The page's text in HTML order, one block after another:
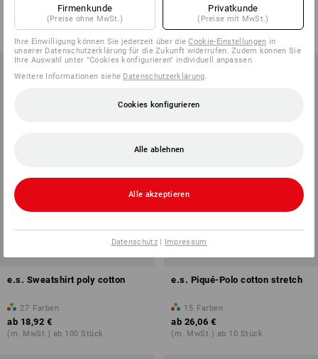
Farben
11,78 €
(m. MwSt.) ab 30 Stück
Farben
11,78 €
(m. MwSt.) ab 30 Stück
e.s. Sweatshirt poly cotton
27 Farben
ab 18,92 €
(m. MwSt.) ab 100 Stück
e.s. Piqué-Polo cotton stretch
15 Farben
ab 26,06 €
(m. MwSt.) ab 10 Stück
Firmenkunde
(Preise ohne MwSt.)
Privatkunde
(Preise mit MwSt.)
Ihre Einwilligung können Sie jederzeit über dieCookie-Einstellungen in
unserer Datenschutzerklärung für die Zukunft widerrufen. Zudem können Sie
Ihre Auswahl unter "Cookies konfigurieren" individuell anpassen
Weitere Informationen siehe Datenschutzerklärung.
Cookies konfigurieren
Alle ablehnen
Alle akzeptieren
Datenschutz| Impressum